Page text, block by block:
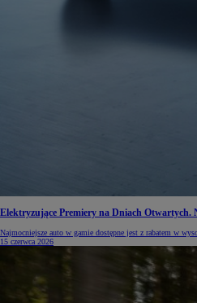
Elektryzujące Premiery na Dniach
Najmocniejsze auto w gamie dostępne jest z rabatem w
15 czerwca 2026